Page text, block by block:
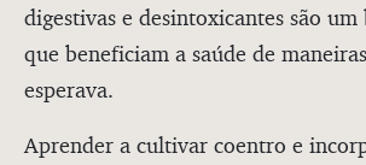
digestivas e desintoxicantes são
que beneficiam a saúde de
esperava.
Aprender a cultivar coentro e